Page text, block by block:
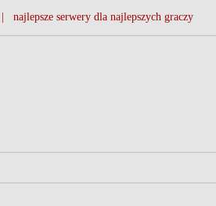
| najlepsze serwery dla najlepszych graczy